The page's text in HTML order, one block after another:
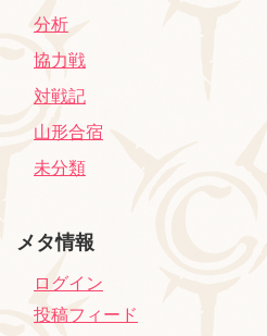
分析
協力戦
対戦記
山形合宿
未分類
メタ情報
ログイン
投稿フィード